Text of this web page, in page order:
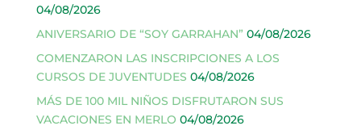
04/08/2026
ANIVERSARIO DE “SOY GARRAHAN” 04/08/2026
COMENZARON LAS INSCRIPCIONES A LOS
CURSOS DE JUVENTUDES 04/08/2026
MÁS DE 100 MIL NIÑOS DISFRUTARON SUS
VACACIONES EN MERLO 04/08/2026